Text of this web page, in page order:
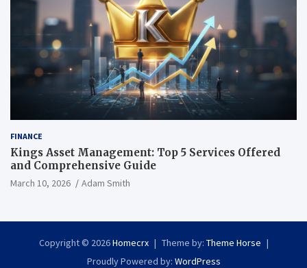
FINANCE
Kings Asset Management: Top 5 Services Offered
and Comprehensive Guide
March 10, 2026 Adam Smith
Copyright © 2026Homecrx Theme by: Theme Horse
Proudly Powered by: WordPress